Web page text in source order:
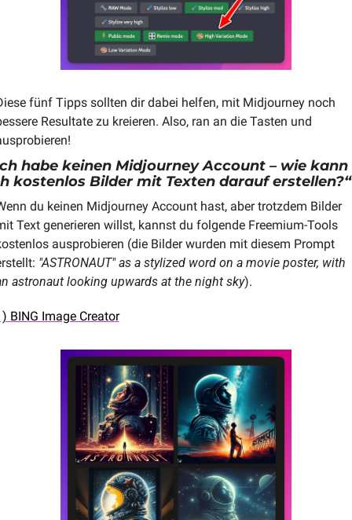
fünf Tipps sollten dir dabei helfen, mit Midjourney noch
Resultate zu kreieren. Also, ran an die Tasten und
habe keinen Midjourney Account – wie kann
kostenlos Bilder mit Texten darauf erstellen?“
du keinen Midjourney Account hast, aber trotzdem Bilder
Text generieren willst, kannst du folgende Freemium-Tools
ausprobieren (die Bilder wurden mit diesem Prompt
"ASTRONAUT" as a stylized word on a movie poster, with
astronaut looking upwards at the night sky).
BING Image Creator